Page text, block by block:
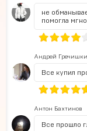
не
помогла
Андрей
Все купил
Антон Бахтинов
Все прошло